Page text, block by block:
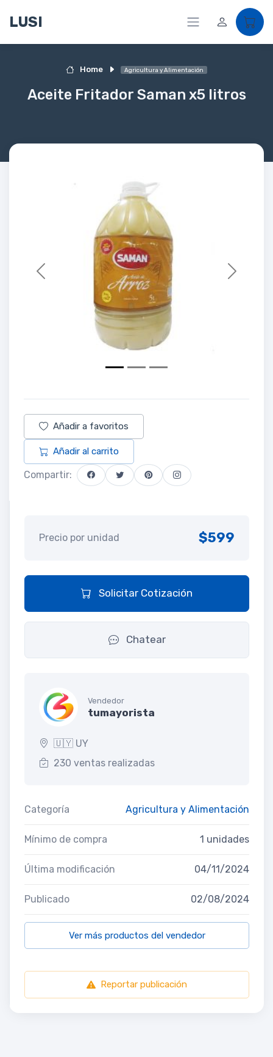
LUSI
Home Agricultura y Alimentación
Aceite Fritador Saman x5 litros
Previous Next
Añadir a favoritos
Añadir al carrito
Compartir:
Precio por unidad $599
Solicitar Cotización
Chatear
Vendedor
tumayorista
🇺🇾 UY
230 ventas realizadas
Categoría Agricultura y Alimentación
Mínimo de compra 1 unidades
Última modificación 04/11/2024
Publicado 02/08/2024
Ver más productos del vendedor
Reportar publicación